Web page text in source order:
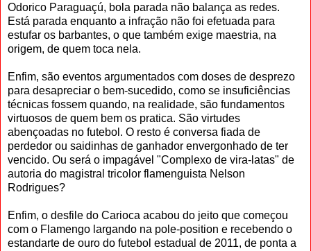
Odorico Paraguaçú, bola parada não balança as redes.
Está parada enquanto a infração não foi efetuada para
estufar os barbantes, o que também exige maestria, na
origem, de quem toca nela.
Enfim, são eventos argumentados com doses de desprezo
para desapreciar o bem-sucedido, como se insuficiências
técnicas fossem quando, na realidade, são fundamentos
virtuosos de quem bem os pratica. São virtudes
abençoadas no futebol. O resto é conversa fiada de
perdedor ou saidinhas de ganhador envergonhado de ter
vencido. Ou será o impagável "Complexo de vira-latas" de
autoria do magistral tricolor flamenguista Nelson
Rodrigues?
Enfim, o desfile do Carioca acabou do jeito que começou
com o Flamengo largando na pole-position e recebendo o
estandarte de ouro do futebol estadual de 2011, de ponta a